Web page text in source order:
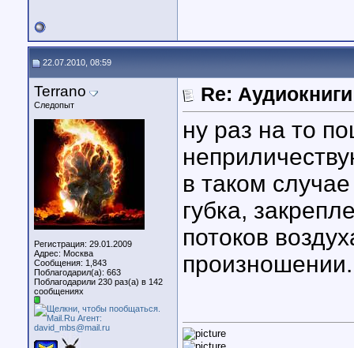
22.07.2010, 08:59
Terrano
Следопыт
Регистрация: 29.01.2009
Адрес: Москва
Сообщения: 1,843
Поблагодарил(а): 663
Поблагодарили 230 раз(а) в 142
сообщениях
Re:
ну раз на то
в таком
губка,
потоков